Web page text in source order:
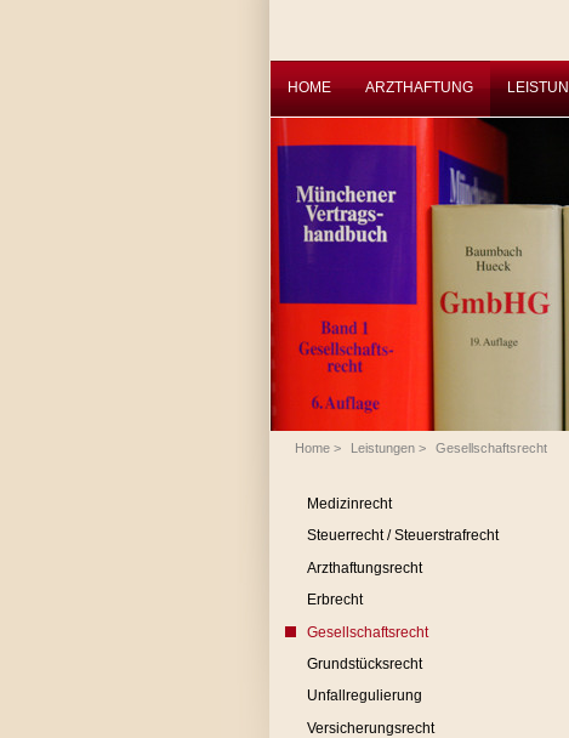
HOME ARZTHAFTUNG
Home> Leistungen> Gesellschaftsrecht
Medizinrecht
Steuerrecht / Steuerstrafrecht
Arzthaftungsrecht
Erbrecht
Gesellschaftsrecht
Grundstücksrecht
Unfallregulierung
Versicherungsrecht